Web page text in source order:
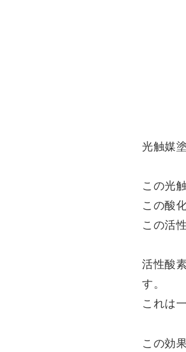
光触媒
この光
この酸
この活
活性酸
す。
これは
この効